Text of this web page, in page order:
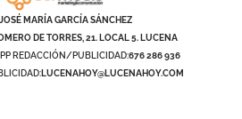
JOSÉ MARÍA GARCÍA SÁNCHEZ
DE TORRES, 21. LOCAL 5. LUCENA
REDACCIÓN/PUBLICIDAD:676 286 936
LUCENAHOY@LUCENAHOY.COM